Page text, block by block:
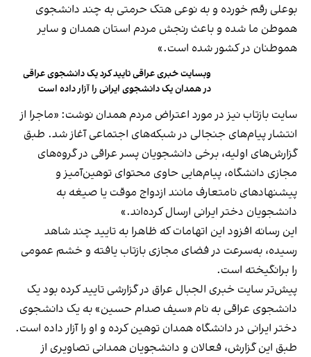
بوعلی رقم خورده و به نوعی هتک حرمتی به چند دانشجوی
هموطن ما شده و باعث رنجش مردم استان همدان و سایر
هموطنان در کشور شده است.»
وبسایت خبری عراقی تایید کرد یک دانشجوی عراقی
در همدان یک دانشجوی ایرانی را آزار داده است
سایت بازتاب نیز در مورد اعتراض مردم همدان نوشت: «ماجرا از
انتشار پیام‌های جنجالی در شبکه‌های اجتماعی آغاز شد. طبق
گزارش‌های اولیه، برخی دانشجویان پسر عراقی در گروه‌های
مجازی دانشگاه، پیام‌هایی حاوی محتوای توهین‌آمیز و
پیشنهادهای نامتعارف مانند ازدواج موقت یا صیغه به
دانشجویان دختر ایرانی ارسال کرده‌اند.»
این رسانه افزود این اتهامات که ظاهرا به تایید چند شاهد
رسیده، به‌سرعت در فضای مجازی بازتاب یافته و خشم عمومی
را برانگیخته است.
پیش‌تر سایت خبری الجبال عراق در گزارشی تایید کرده بود یک
دانشجوی عراقی به نام «سیف صدام حسین» به یک دانشجوی
دختر ایرانی در دانشگاه همدان توهین کرده و او را آزار داده است.
طبق این گزارش، فعالان و دانشجویان همدانی تصاویری از